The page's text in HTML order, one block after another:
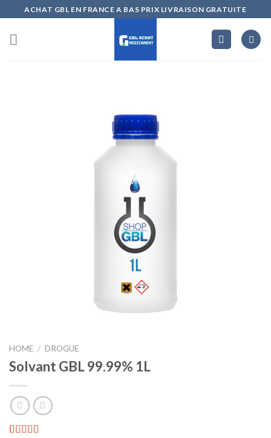
to
content
ACHAT GBL EN FRANCE A BAS PRIX LIVRAISON GRATUITE
HOME / DROGUE
Solvant GBL 99.99% 1L